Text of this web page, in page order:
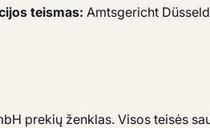
teismas: Amtsgericht
prekių ženklas. Visos teisės